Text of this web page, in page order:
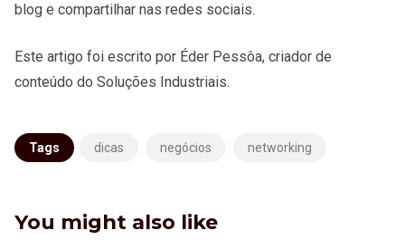
blog e compartilhar nas redes sociais.
Este artigo foi escrito por Éder Pessôa, criador de
conteúdo do Soluções Industriais.
Tags dicas negócios networking
You might also like